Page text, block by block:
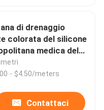
di drenaggio
colorata del silicone
medica del
metri
- $4.50/meters
Contattaci